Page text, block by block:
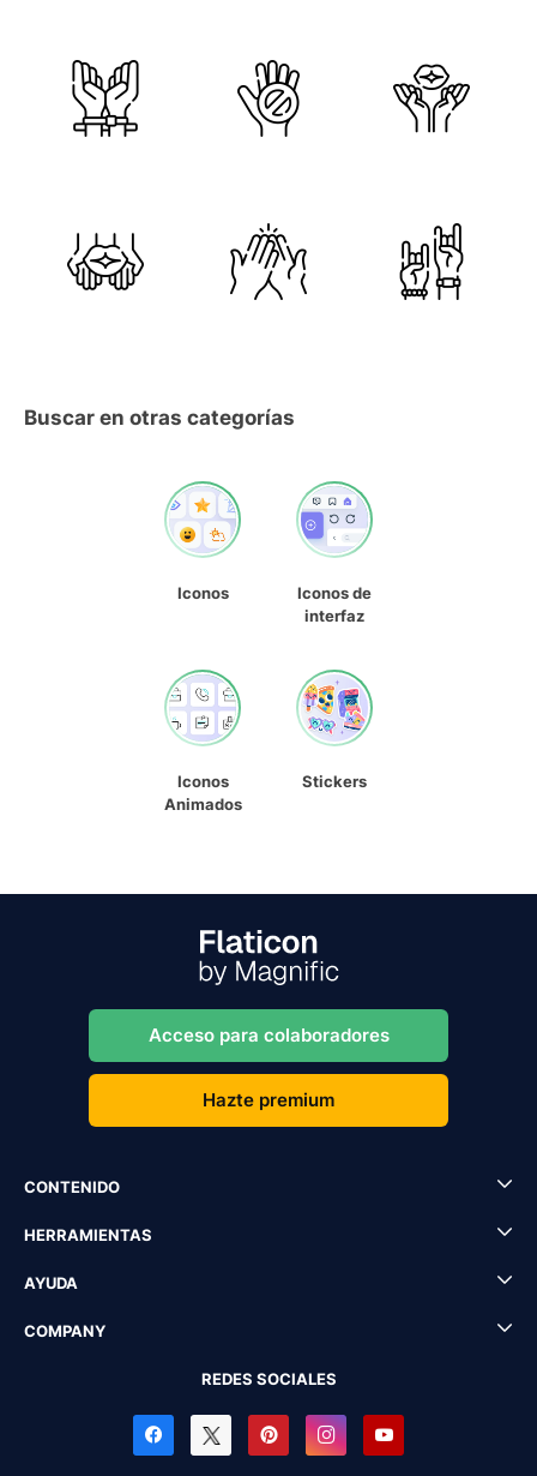
Buscar en otras categorías
Iconos
Iconos de
interfaz
Iconos
Animados
Stickers
Acceso para colaboradores
Hazte premium
CONTENIDO
HERRAMIENTAS
AYUDA
COMPANY
REDES SOCIALES